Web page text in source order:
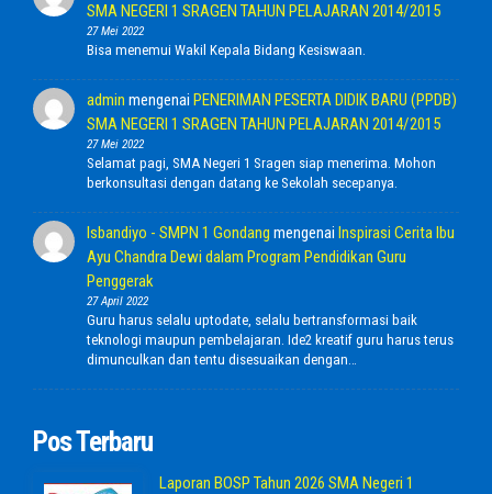
SMA NEGERI 1 SRAGEN TAHUN PELAJARAN 2014/2015
27 Mei 2022
Bisa menemui Wakil Kepala Bidang Kesiswaan.
admin mengenai PENERIMAN PESERTA DIDIK BARU (PPDB)
SMA NEGERI 1 SRAGEN TAHUN PELAJARAN 2014/2015
27 Mei 2022
Selamat pagi, SMA Negeri 1 Sragen siap menerima. Mohon
berkonsultasi dengan datang ke Sekolah secepanya.
Isbandiyo - SMPN 1 Gondang mengenai Inspirasi Cerita Ibu
Ayu Chandra Dewi dalam Program Pendidikan Guru
Penggerak
27 April 2022
Guru harus selalu uptodate, selalu bertransformasi baik
teknologi maupun pembelajaran. Ide2 kreatif guru harus terus
dimunculkan dan tentu disesuaikan dengan…
Pos Terbaru
Laporan BOSP Tahun 2026 SMA Negeri 1